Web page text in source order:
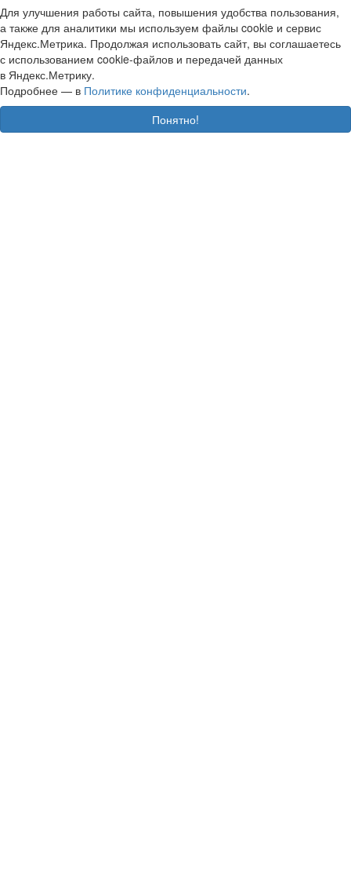
Для улучшения работы сайта, повышения удобства пользования,
а также для аналитики мы используем файлы cookie и сервис
Яндекс.Метрика. Продолжая использовать сайт, вы соглашаетесь
с использованием cookie-файлов и передачей данных
в Яндекс.Метрику.
Подробнее — в Политике конфиденциальности.
Понятно!